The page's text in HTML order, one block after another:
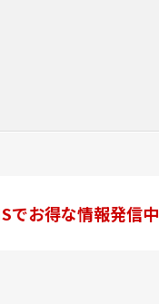
でお得な情報発信中